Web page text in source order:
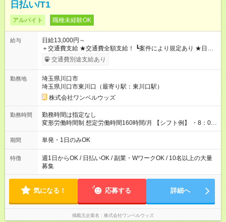
日払い/T1
アルバイト 職種未経験OK
給与
日給13,000円～
＋交通費支給 ★交通費全額支給！ ┗案件により規定あり ★日払
いOK！（規定あり） ┗働いたその日に現金GET♪ お仕事後はコ
ンビニATMから 日払い分を引き落とせます！ 【試用期間】試
交通費別途支給あり
勤務地
埼玉県川口市
埼玉県川口市東川口（最寄り駅：東川口駅）
株式会社ワンベルウッズ
勤務時間
勤務時間は指定なし
変形労働時間制 想定労働時間160時間/月 【シフト例】 ・8：00
～21：00
期間 単発・1日のみOK
特徴
週1日からOK / 日払いOK / 副業・WワークOK / 10名以上の大量
募集
気になる！ 応募する 詳細へ
掲載元企業名 株式会社ワンベルウッズ